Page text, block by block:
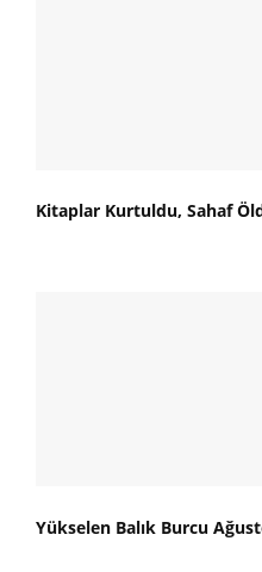
Kitaplar Kurtuldu, Sahaf
Yükselen Balık Burcu